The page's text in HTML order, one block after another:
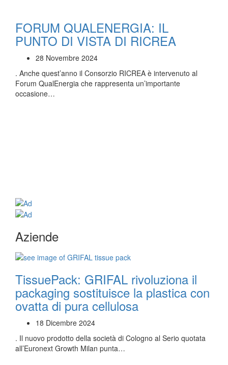
FORUM QUALENERGIA: IL
PUNTO DI VISTA DI RICREA
28 Novembre 2024
. Anche quest’anno il Consorzio RICREA è intervenuto al
Forum QualEnergia che rappresenta un’importante
occasione…
Aziende
TissuePack: GRIFAL rivoluziona il
packaging sostituisce la plastica con
ovatta di pura cellulosa
18 Dicembre 2024
. Il nuovo prodotto della società di Cologno al Serio quotata
all’Euronext Growth Milan punta…